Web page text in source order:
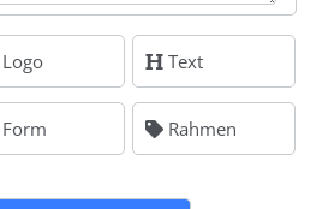
Logo Text
Form Rahmen